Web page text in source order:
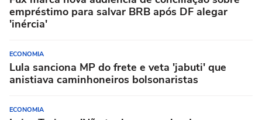
empréstimo para salvar BRB após DF alegar
'inércia'
ECONOMIA
Lula sanciona MP do frete e veta 'jabuti' que
anistiava caminhoneiros bolsonaristas
ECONOMIA